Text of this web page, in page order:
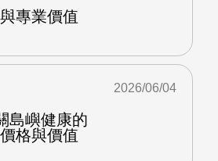
專業價值
島嶼健康的
格與價值
2026/06/04